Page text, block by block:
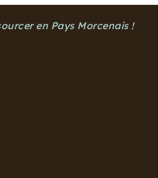
en Pays Morcenais !